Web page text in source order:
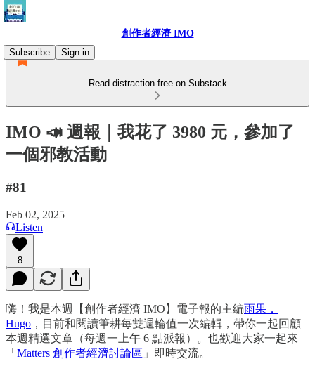
創作者經濟 IMO
Subscribe
Sign in
Read distraction-free on Substack
IMO 📣 週報｜我花了 3980 元，參加了
一個邪教活動
#81
Feb 02, 2025
Listen
8
嗨！我是本週【創作者經濟 IMO】電子報的主編雨果．
Hugo ，目前和閱讀筆耕每雙週輪值一次編輯，帶你一起回顧
本週精選文章（每週一上午 6 點派報）。也歡迎大家一起來
「 Matters 創作者經濟討論區 」即時交流。